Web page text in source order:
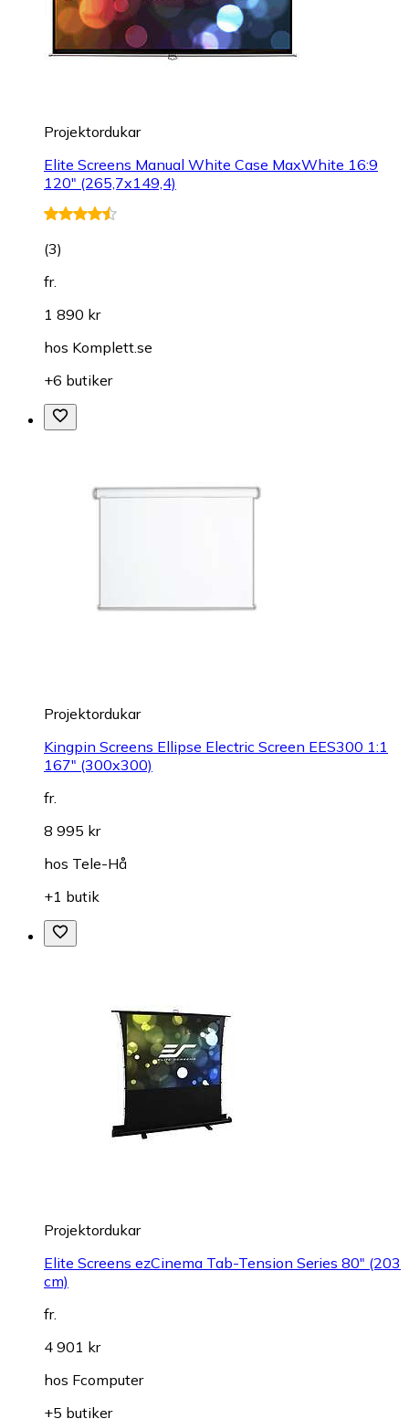
Projektordukar
Elite Screens Manual White Case MaxWhite 16:9
120" (265,7x149,4)
(3)
fr.
1 890 kr
hos Komplett.se
+6 butiker
Projektordukar
Kingpin Screens Ellipse Electric Screen EES300 1:1
167" (300x300)
fr.
8 995 kr
hos Tele-Hå
+1 butik
Projektordukar
Elite Screens ezCinema Tab-Tension Series 80" (203
cm)
fr.
4 901 kr
hos Fcomputer
+5 butiker